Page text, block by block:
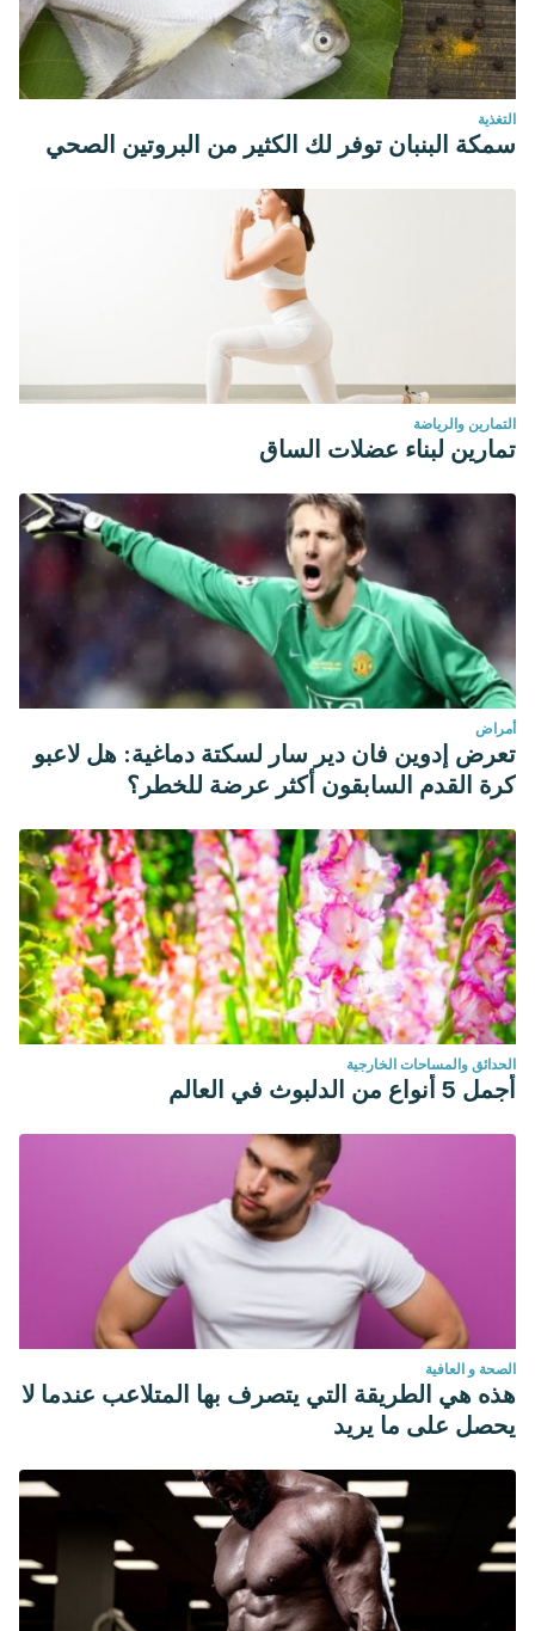
التغذية
سمكة البنبان توفر لك الكثير من البروتين الصحي
التمارين والرياضة
تمارين لبناء عضلات الساق
أمراض
تعرض إدوين فان دير سار لسكتة دماغية: هل لاعبو
كرة القدم السابقون أكثر عرضة للخطر؟
الحدائق والمساحات الخارجية
أجمل 5 أنواع من الدلبوث في العالم
الصحة و العافية
هذه هي الطريقة التي يتصرف بها المتلاعب عندما لا
يحصل على ما يريد